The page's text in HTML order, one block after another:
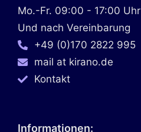
Mo.-Fr. 09:00 - 17:00 Uhr
Und nach Vereinbarung
+49 (0)170 2822 995
mail at kirano.de
Kontakt
Informationen: